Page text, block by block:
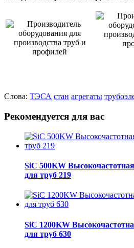
Слова: ТЭСА стан агрегаты
Рекомендуется для вас
SiC 500KW
для труб 219
SiC 1200KW
для труб 630